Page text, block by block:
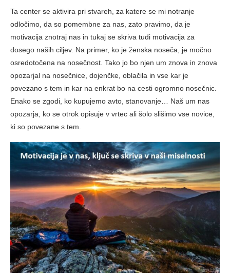
Ta center se aktivira pri stvareh, za katere se mi notranje
odločimo, da so pomembne za nas, zato pravimo, da je
motivacija znotraj nas in tukaj se skriva tudi motivacija za
dosego naših ciljev. Na primer, ko je ženska noseča, je močno
osredotočena na nosečnost. Tako jo bo njen um znova in znova
opozarjal na nosečnice, dojenčke, oblačila in vse kar je
povezano s tem in kar na enkrat bo na cesti ogromno nosečnic.
Enako se zgodi, ko kupujemo avto, stanovanje… Naš um nas
opozarja, ko se otrok opisuje v vrtec ali šolo slišimo vse novice,
ki so povezane s tem.